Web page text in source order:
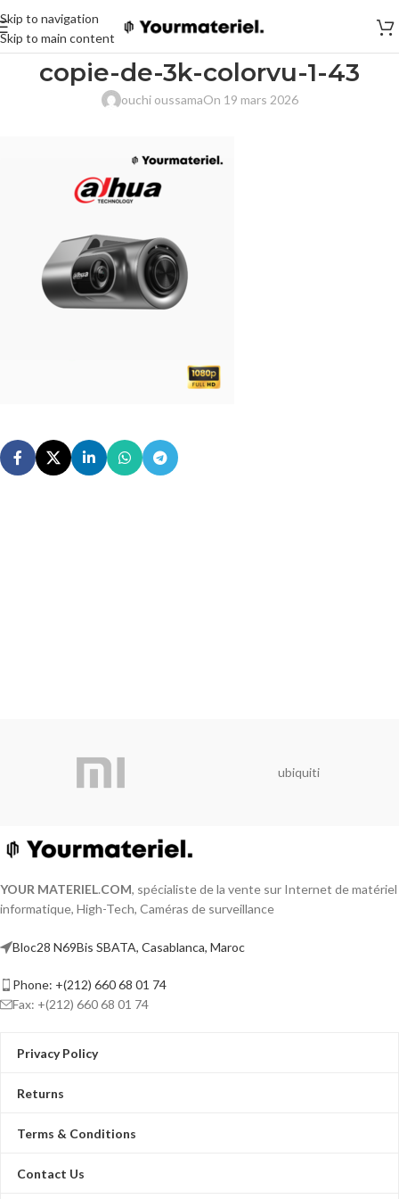
Skip to navigation
Skip to main content
copie-de-3k-colorvu-1-43
ouchi oussamaOn 19 mars 2026
ubiquiti
YOUR MATERIEL.COM, spécialiste de la vente sur Internet de matériel
informatique, High-Tech, Caméras de surveillance
Bloc28 N69Bis SBATA, Casablanca, Maroc
Phone: +(212) 660 68 01 74
Fax: +(212) 660 68 01 74
Privacy Policy
Returns
Terms & Conditions
Contact Us